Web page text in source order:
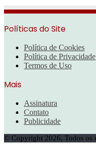
Políticas do Site
Política de Cookies
Política de Privacidade
Termos de Uso
Mais
Assinatura
Contato
Publicidade
© Copyright 2026, Todos os